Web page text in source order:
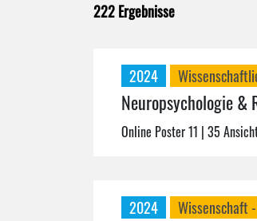
222 Ergebnisse
2024
Neuropsychologie &
Online Poster 11 | 35
2024 Wissenschaft